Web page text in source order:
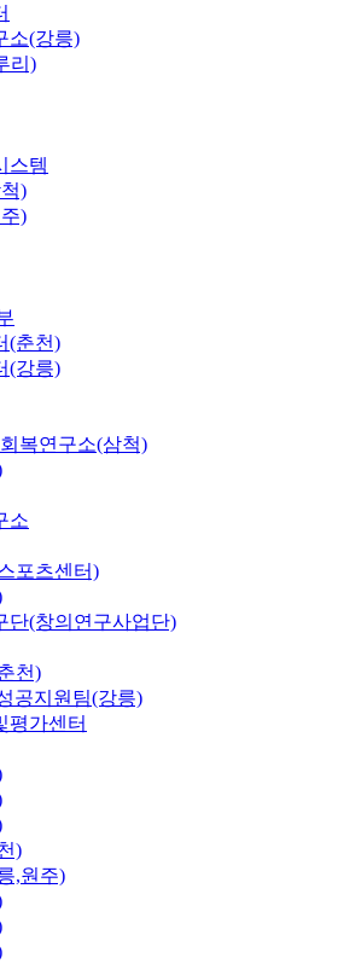
소(강릉)
리)
스템
)
)
(춘천)
(강릉)
복연구소(삼척)
소
포츠센터)
단(창의연구사업단)
천)
공지원팀(강릉)
평가센터
)
,원주)